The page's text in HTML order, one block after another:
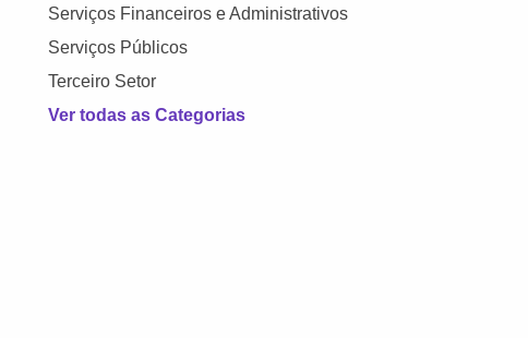
Serviços Financeiros e Administrativos
Serviços Públicos
Terceiro Setor
Ver todas as Categorias